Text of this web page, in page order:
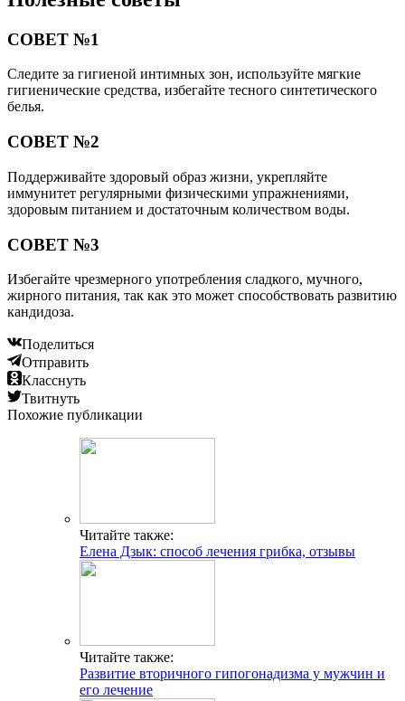
СОВЕТ №1
Следите за гигиеной интимных зон, используйте мягкие
гигиенические средства, избегайте тесного синтетического
белья.
СОВЕТ №2
Поддерживайте здоровый образ жизни, укрепляйте
иммунитет регулярными физическими упражнениями,
здоровым питанием и достаточным количеством воды.
СОВЕТ №3
Избегайте чрезмерного употребления сладкого, мучного,
жирного питания, так как это может способствовать развитию
кандидоза.
Поделиться
Отправить
Класснуть
Твитнуть
Похожие публикации
Читайте также:
Елена Дзык: способ лечения грибка, отзывы
Читайте также:
Развитие вторичного гипогонадизма у мужчин и
его лечение